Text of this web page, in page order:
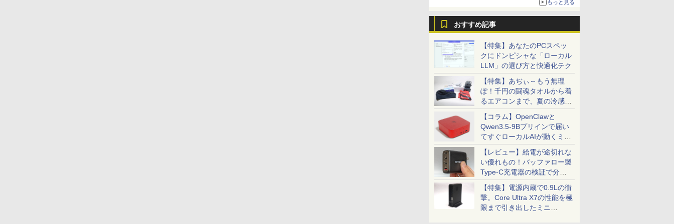
もっと見る
おすすめ記事
【特集】あなたのPCスペッ
クにドンピシャな「ローカル
LLM」の選び方と快適化テク
【特集】あぢぃ～もう無理
ぽ！千円の闘魂タオルから着
るエアコンまで、夏の冷感グ
ッズ一挙紹介
【コラム】OpenClawと
Qwen3.5-9Bプリインで届い
てすぐローカルAIが動くミニ
PC「SER9 Pro」
【レビュー】給電が途切れな
い優れもの！バッファロー製
Type-C充電器の検証で分か
ったこと
【特集】電源内蔵で0.9Lの衝
撃。Core Ultra X7の性能を極
限まで引き出したミニ